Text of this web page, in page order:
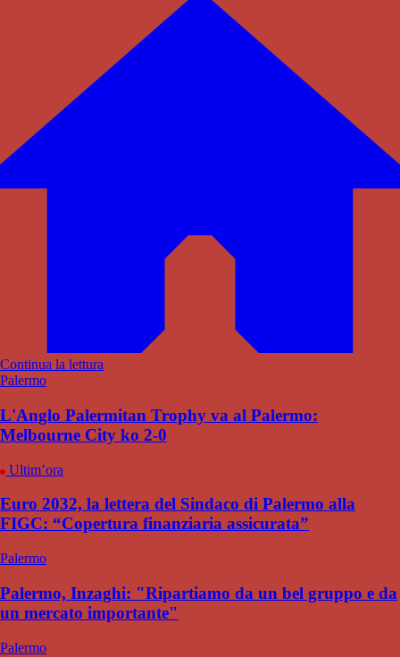
Continua la lettura
Palermo
L'Anglo Palermitan Trophy va al Palermo:
Melbourne City ko 2-0
Ultim’ora
Euro 2032, la lettera del Sindaco di Palermo alla
FIGC: “Copertura finanziaria assicurata”
Palermo
Palermo, Inzaghi: "Ripartiamo da un bel gruppo e da
un mercato importante"
Palermo